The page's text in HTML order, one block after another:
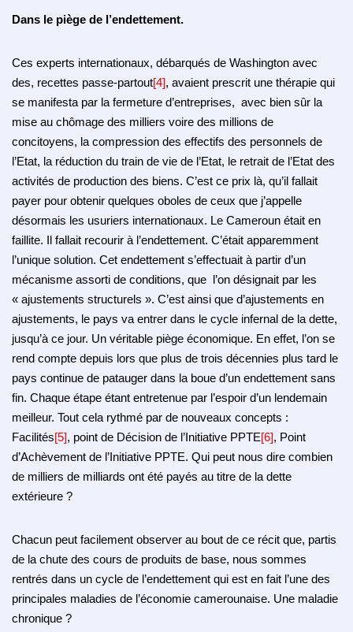
Dans le piège de l’endettement.
Ces experts internationaux, débarqués de Washington avec
des, recettes passe-partout[4], avaient prescrit une thérapie qui
se manifesta par la fermeture d’entreprises, avec bien sûr la
mise au chômage des milliers voire des millions de
concitoyens, la compression des effectifs des personnels de
l’Etat, la réduction du train de vie de l’Etat, le retrait de l’Etat des
activités de production des biens. C’est ce prix là, qu’il fallait
payer pour obtenir quelques oboles de ceux que j’appelle
désormais les usuriers internationaux. Le Cameroun était en
faillite. Il fallait recourir à l’endettement. C’était apparemment
l’unique solution. Cet endettement s’effectuait à partir d’un
mécanisme assorti de conditions, que l’on désignait par les
« ajustements structurels ». C’est ainsi que d’ajustements en
ajustements, le pays va entrer dans le cycle infernal de la dette,
jusqu’à ce jour. Un véritable piège économique. En effet, l’on se
rend compte depuis lors que plus de trois décennies plus tard le
pays continue de patauger dans la boue d’un endettement sans
fin. Chaque étape étant entretenue par l’espoir d’un lendemain
meilleur. Tout cela rythmé par de nouveaux concepts :
Facilités[5], point de Décision de l’Initiative PPTE[6], Point
d’Achèvement de l’Initiative PPTE. Qui peut nous dire combien
de milliers de milliards ont été payés au titre de la dette
extérieure ?
Chacun peut facilement observer au bout de ce récit que, partis
de la chute des cours de produits de base, nous sommes
rentrés dans un cycle de l’endettement qui est en fait l’une des
principales maladies de l’économie camerounaise. Une maladie
chronique ?